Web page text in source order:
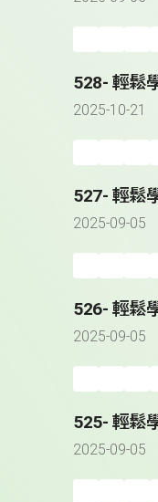
528- 輕鬆
2025-10-21
527- 輕鬆
2025-09-05
526- 輕鬆
2025-09-05
525- 輕鬆
2025-09-05